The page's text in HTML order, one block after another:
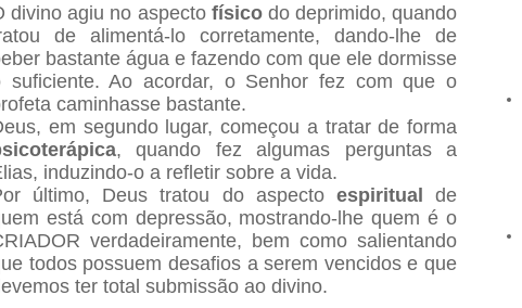
divino agiu no aspecto físicodo deprimido, quando
de alimentá-lo corretamente, dando-lhe de
bastante água e fazendo com que ele dormisse
suficiente. Ao acordar, o Senhor fez com que o
caminhasse bastante.
em segundo lugar, começou a tratar de forma
, quando fez algumas perguntas a
induzindo-o a refletir sobre a vida.
último, Deus tratou do aspecto espiritual
de
está com depressão, mostrando-lhe quem é o
verdadeiramente, bem como salientando
todos possuem desafios a serem vencidos e que
ter total submissão ao divino.